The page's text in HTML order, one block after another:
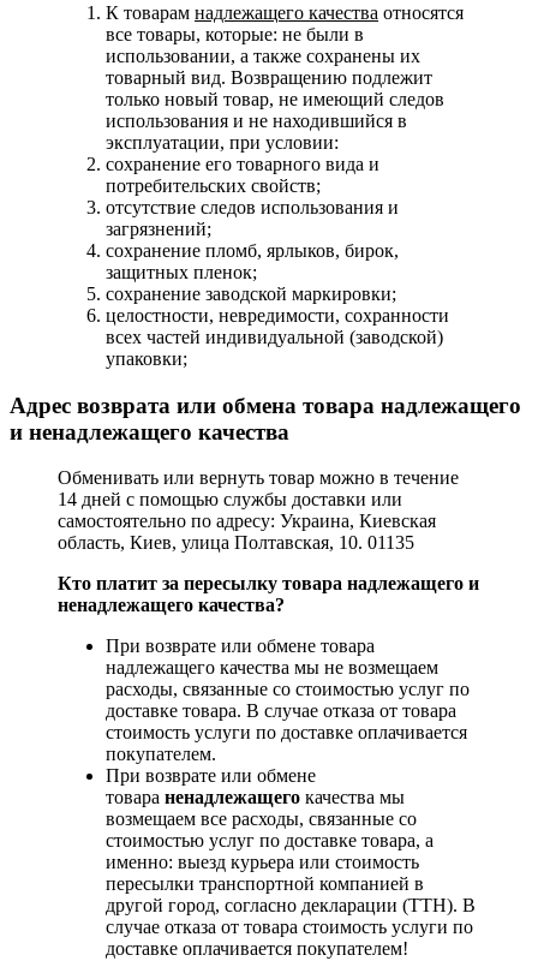
К товарам надлежащего качества относятся
все товары, которые: не были в
использовании, а также сохранены их
товарный вид. Возвращению подлежит
только новый товар, не имеющий следов
использования и не находившийся в
эксплуатации, при условии:
сохранение его товарного вида и
потребительских свойств;
отсутствие следов использования и
загрязнений;
сохранение пломб, ярлыков, бирок,
защитных пленок;
сохранение заводской маркировки;
целостности, невредимости, сохранности
всех частей индивидуальной (заводской)
упаковки;
Адрес возврата или обмена товара надлежащего
и ненадлежащего качества
Обменивать или вернуть товар можно в течение
14 дней с помощью службы доставки или
самостоятельно по адресу: Украина, Киевская
область, Киев, улица Полтавская, 10. 01135
Кто платит за пересылку товара надлежащего и
ненадлежащего качества?
При возврате или обмене товара
надлежащего качества мы не возмещаем
расходы, связанные со стоимостью услуг по
доставке товара. В случае отказа от товара
стоимость услуги по доставке оплачивается
покупателем.
При возврате или обмене
товара ненадлежащего качества мы
возмещаем все расходы, связанные со
стоимостью услуг по доставке товара, а
именно: выезд курьера или стоимость
пересылки транспортной компанией в
другой город, согласно декларации (ТТН). В
случае отказа от товара стоимость услуги по
доставке оплачивается покупателем!